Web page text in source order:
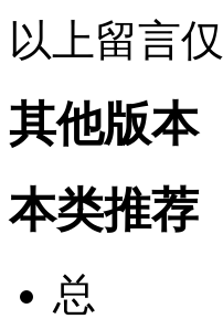
以上留言
其他版本
本类推荐
总